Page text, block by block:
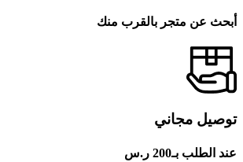
أبحث عن متجر بالقرب منك
توصيل مجاني
عند الطلب بـ200 ر.س